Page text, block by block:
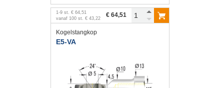
1 -9 st. € 64,51
vanaf 100 st. € 43,22 € 64,51
Kogelstangkop
E5-VA